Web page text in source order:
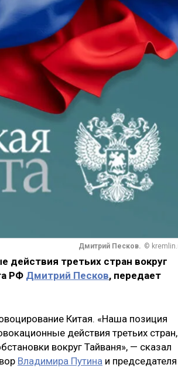
Дмитрий Песков. ©
третьих стран вокруг
РФ Дмитрий Песков, передает
Китая. «Наша позиция
действия третьих стран,
вокруг Тайваня», — сказал
Владимира Путина и председателя